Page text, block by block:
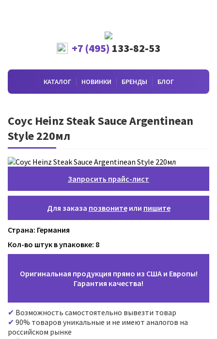
+7 (495) 133-82-53
КАТАЛОГ НОВИНКИ БРЕНДЫ БЛОГ
Соус Heinz Steak Sauce Argentinean
Style 220мл
Запросить прайс-лист
Для заказа позвонитеили пишите
Страна: Германия
Кол-во штук в упаковке: 8
Оригинальная продукция прямо из США и Европы!
Гарантия качества!
Возможность самостоятельно вывезти товар
90% товаров уникальные и не имеют аналогов на
российском рынке